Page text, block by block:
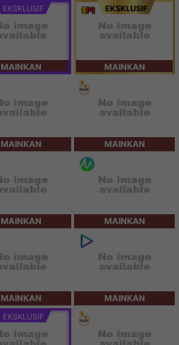
EKSKLUSIF
MAINKAN
EKSKLUSIF
MAINKAN
MAINKAN MAINKAN
MAINKAN MAINKAN
MAINKAN MAINKAN
EKSKLUSIF